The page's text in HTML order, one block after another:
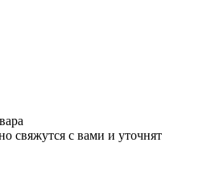
свяжутся с вами и уточнят